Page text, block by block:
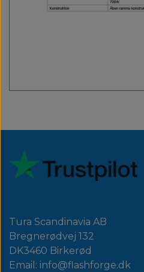
Tura Scandinavia AB
Bregnerødvej 132
DK3460 Birkerød
Email: info@flashforge.dk